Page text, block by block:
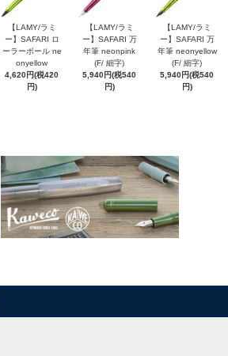
【LAMY/ラミ
ー】SAFARI ロ
ーラーボール ne
onyellow
4,620円(税420
円)
【LAMY/ラミ
ー】SAFARI 万
年筆 neonpink
(F/ 細字)
5,940円(税540
円)
【LAMY/ラミ
ー】SAFARI 万
年筆 neonyellow
(F/ 細字)
5,940円(税540
円)